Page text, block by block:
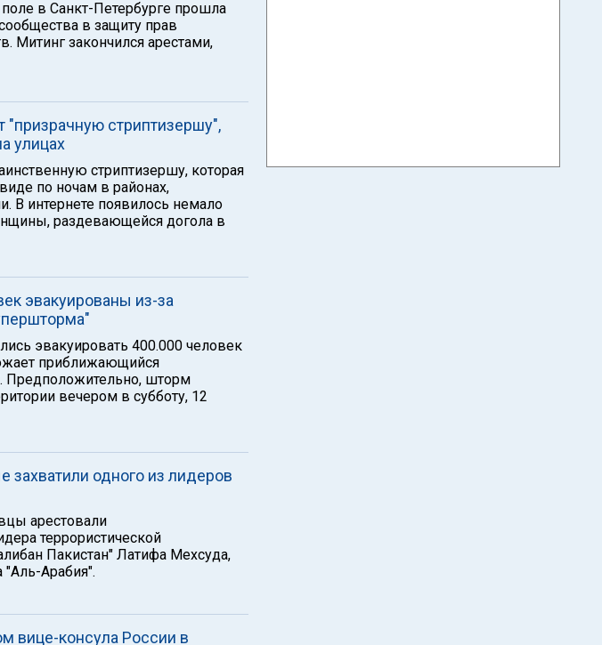
в Санкт-Петербурге прошла
в защиту прав
Митинг закончился арестами,
стриптизершу",
улицах
стриптизершу, которая
по ночам в районах,
В интернете появилось немало
раздевающейся догола в
эвакуированы из-за
эвакуировать 400.000 человек
приближающийся
Предположительно, шторм
вечером в субботу, 12
захватили одного из лидеров
арестовали
террористической
Пакистан" Латифа Мехсуда,
"Аль-Арабия".
вице-консула России в